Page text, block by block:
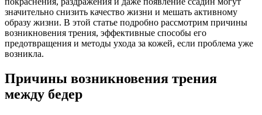
значительно снизить качество жизни и мешать активному
образу жизни. В этой статье подробно рассмотрим причины
возникновения трения, эффективные способы его
предотвращения и методы ухода за кожей, если проблема уже
возникла.
Причины возникновения трения
между бедер